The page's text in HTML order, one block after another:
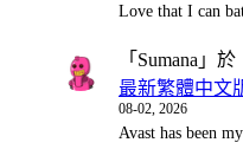
Love that I can
「 Sumana 」於
最新繁體中文
08-02, 2026
Avast has been